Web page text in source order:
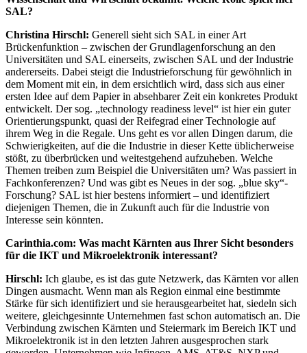
SAL?
Christina Hirschl: Generell sieht sich SAL in einer Art
Brückenfunktion – zwischen der Grundlagenforschung an den
Universitäten und SAL einerseits, zwischen SAL und der Industrie
andererseits. Dabei steigt die Industrieforschung für gewöhnlich in
dem Moment mit ein, in dem ersichtlich wird, dass sich aus einer
ersten Idee auf dem Papier in absehbarer Zeit ein konkretes Produkt
entwickelt. Der sog. „technology readiness level“ ist hier ein guter
Orientierungspunkt, quasi der Reifegrad einer Technologie auf
ihrem Weg in die Regale. Uns geht es vor allen Dingen darum, die
Schwierigkeiten, auf die die Industrie in dieser Kette üblicherweise
stößt, zu überbrücken und weitestgehend aufzuheben. Welche
Themen treiben zum Beispiel die Universitäten um? Was passiert in
Fachkonferenzen? Und was gibt es Neues in der sog. „blue sky“-
Forschung? SAL ist hier bestens informiert – und identifiziert
diejenigen Themen, die in Zukunft auch für die Industrie von
Interesse sein könnten.
Carinthia.com: Was macht Kärnten aus Ihrer Sicht besonders
für die IKT und Mikroelektronik interessant?
Hirschl: Ich glaube, es ist das gute Netzwerk, das Kärnten vor allen
Dingen ausmacht. Wenn man als Region einmal eine bestimmte
Stärke für sich identifiziert und sie herausgearbeitet hat, siedeln sich
weitere, gleichgesinnte Unternehmen fast schon automatisch an. Die
Verbindung zwischen Kärnten und Steiermark im Bereich IKT und
Mikroelektronik ist in den letzten Jahren ausgesprochen stark